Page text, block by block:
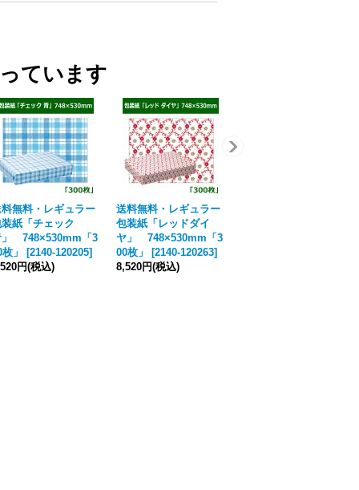
ています
無料・レギュラー
装紙「チェック
」 748×530mm「3
」
[2140-120205]
円(税込)
送料無料・レギュラー
包装紙「レッドダイ
ヤ」 748×530mm「3
00枚」
[2140-120263]
8,520円(税込)